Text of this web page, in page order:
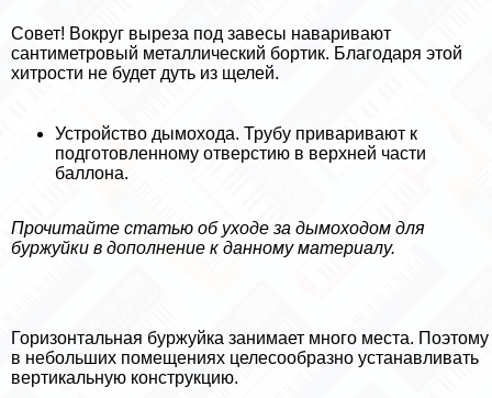
Совет! Вокруг выреза под завесы наваривают
сантиметровый металлический бортик. Благодаря этой
хитрости не будет дуть из щелей.
Устройство дымохода. Трубу приваривают к
подготовленному отверстию в верхней части
баллона.
Прочитайте статью об уходе за дымоходом для
буржуйки в дополнение к данному материалу.
Горизонтальная буржуйка занимает много места. Поэтому
в небольших помещениях целесообразно устанавливать
вертикальную конструкцию.